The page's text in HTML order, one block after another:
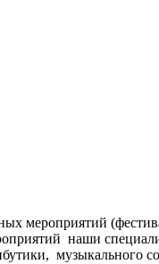
мероприятий
наши
музыкального